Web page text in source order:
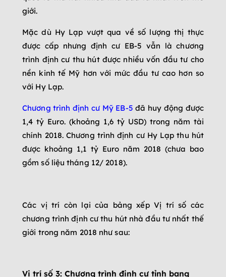
giới.
Mặc dù Hy Lạp vượt qua về số lượng thị thực
được cấp nhưng định cư EB-5 vẫn là chương
trình định cư thu hút được nhiều vốn đầu tư cho
nền kinh tế Mỹ hơn với mức đầu tư cao hơn so
với Hy Lạp.
Chương trình định cư Mỹ EB-5 đã huy động được
1,4 tỷ Euro. (khoảng 1,6 tỷ USD) trong năm tài
chính 2018. Chương trình định cư Hy Lạp thu hút
được khoảng 1,1 tỷ Euro năm 2018 (chưa bao
gồm số liệu tháng 12/ 2018).
Các vị trí còn lại của bảng xếp Vị trí số các
chương trình định cư thu hút nhà đầu tư nhất thế
giới trong năm 2018 như sau:
Vị trí số 3: Chương trình định cư tỉnh bang